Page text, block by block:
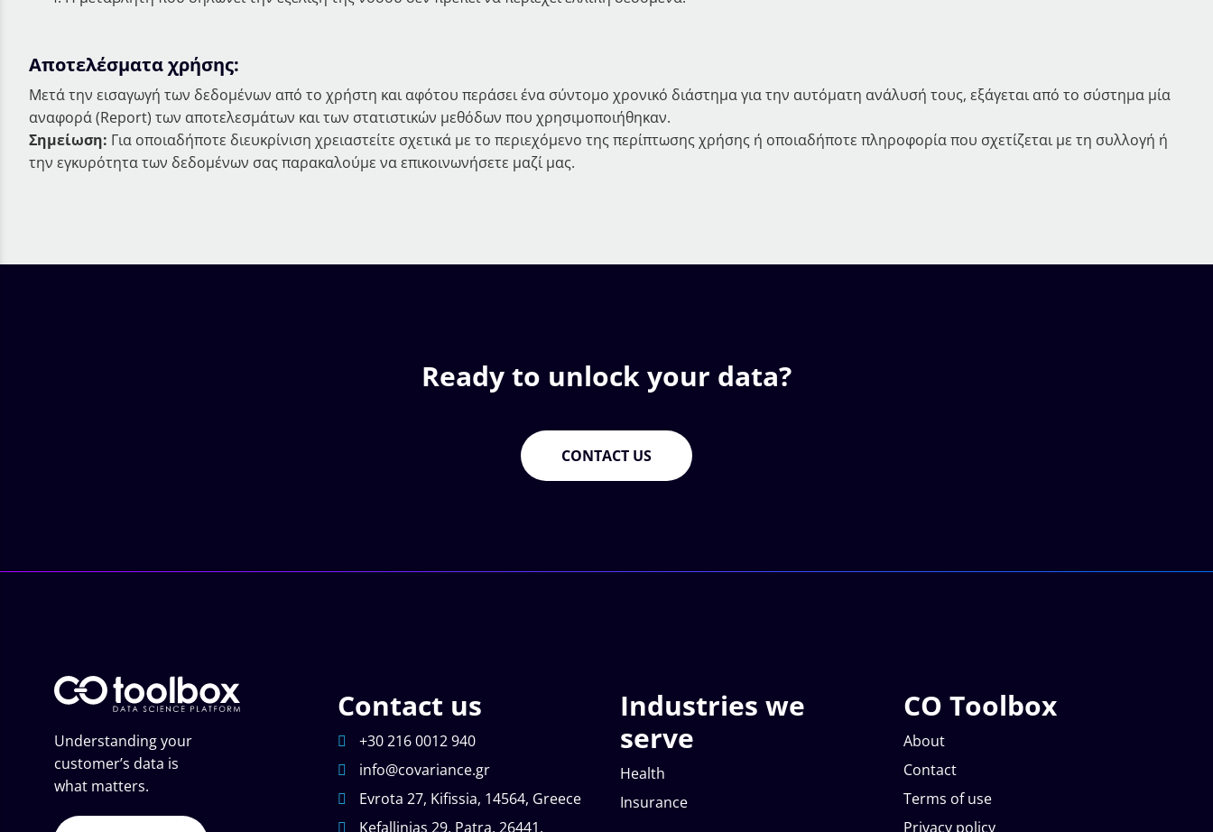
Αποτελέσματα χρήσης:
Μετά την εισαγωγή των δεδομένων από το χρήστη και αφότου περάσει ένα σύντομο χρονικό διάστημα για την αυτόματη ανάλυσή τους, εξάγεται από το σύστημα μία
αναφορά (Report) των αποτελεσμάτων και των στατιστικών μεθόδων που χρησιμοποιήθηκαν.
Σημείωση: Για οποιαδήποτε διευκρίνιση χρειαστείτε σχετικά με το περιεχόμενο της περίπτωσης χρήσης ή οποιαδήποτε πληροφορία που σχετίζεται με τη συλλογή ή
την εγκυρότητα των δεδομένων σας παρακαλούμε να επικοινωνήσετε μαζί μας.
Ready to unlock your data?
CONTACT US
Understanding your
customer’s data is
what matters.
Contact us
+30 216 0012 940
info@covariance.gr
Evrota 27, Kifissia, 14564, Greece
Kefallinias 29, Patra, 26441,
Industries we
serve
Health
Insurance
CO Toolbox
About
Contact
Terms of use
Privacy policy